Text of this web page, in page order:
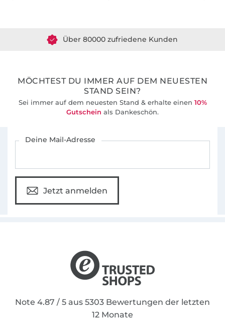
MÖCHTEST DU IMMER AUF DEM NEUESTEN
STAND SEIN?
Sei immer auf dem neuesten Stand & erhalte einen 10%
Gutschein als Dankeschön.
Deine Mail-Adresse
Jetzt anmelden
Note 4.87 / 5 aus 5303 Bewertungen der letzten
12 Monate